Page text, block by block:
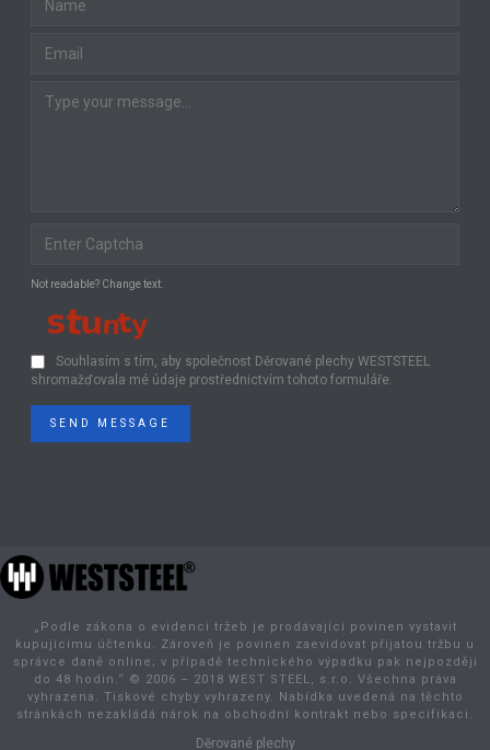
Not readable? Change text.
Souhlasím s tím, aby společnost Děrované plechy WESTSTEEL
shromažďovala mé údaje prostřednictvím tohoto formuláře.
SEND MESSAGE
„Podle zákona o evidenci tržeb je prodávající povinen vystavit
kupujícímu účtenku. Zároveň je povinen zaevidovat přijatou tržbu u
správce daně online; v případě technického výpadku pak nejpozději
do 48 hodin.“ © 2006 – 2018 WEST STEEL, s.r.o. Všechna práva
vyhrazena. Tiskové chyby vyhrazeny. Nabídka uvedená na těchto
stránkách nezakládá nárok na obchodní kontrakt nebo specifikaci.
Děrované plechy